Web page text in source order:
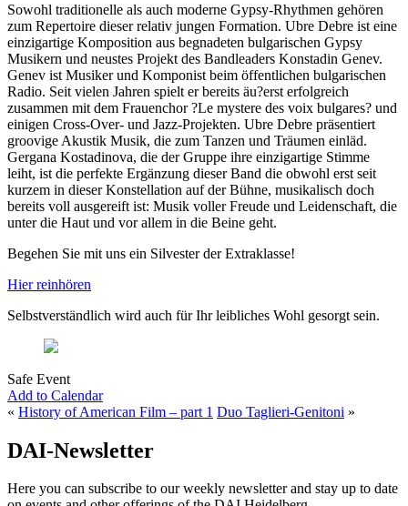
Sowohl traditionelle als auch moderne Gypsy-Rhythmen gehören
zum Repertoire dieser relativ jungen Formation. Ubre Debre ist eine
einzigartige Komposition aus begnadeten bulgarischen Gypsy
Musikern und neustes Projekt des Bandleaders Konstadin Genev.
Genev ist Musiker und Komponist beim öffentlichen bulgarischen
Radio. Seit vielen Jahren spielt er bereits äu?erst erfolgreich
zusammen mit dem Frauenchor ?Le mystere des voix bulgares? und
einigen Cross-Over- und Jazz-Projekten. Ubre Debre präsentiert
groovige Akustik Musik, die zum Tanzen und Träumen einläd.
Gergana Kostadinova, die der Gruppe ihre einzigartige Stimme
leiht, ist die perfekte Ergänzung dieser Band die obwohl erst seit
kurzem in dieser Konstellation auf der Bühne, musikalisch doch
bereits voll ausgereift ist: Musik voller Freude und Leidenschaft, die
unter die Haut und vor allem in die Beine geht.
Begehen Sie mit uns ein Silvester der Extraklasse!
Hier reinhören
Selbstverständlich wird auch für Ihr leibliches Wohl gesorgt sein.
Safe Event
Add to Calendar
« History of American Film – part 1 Duo Taglieri-Genitoni »
DAI-Newsletter
Here you can subscribe to our weekly newsletter and stay up to date